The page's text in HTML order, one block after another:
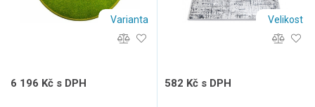
Varianta
6 196 Kč s DPH
Velikost
582 Kč s DPH